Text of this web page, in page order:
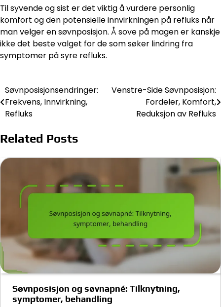
Til syvende og sist er det viktig å vurdere personlig
komfort og den potensielle innvirkningen på refluks når
man velger en søvnposisjon. Å sove på magen er kanskje
ikke det beste valget for de som søker lindring fra
symptomer på syre refluks.
Post
navigation
Søvnposisjonsendringer:
Frekvens, Innvirkning,
Refluks
Venstre-Side Søvnposisjon:
Fordeler, Komfort,
Reduksjon av Refluks
Related Posts
Søvnposisjon og søvnapné: Tilknytning,
symptomer, behandling